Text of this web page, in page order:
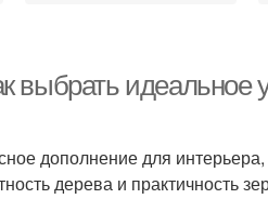
выбрать идеальное
дополнение для
дерева и практичность